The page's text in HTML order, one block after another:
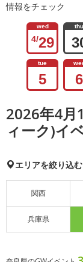
情報をチェック
wed
4/29
thu
tue
5 6
2026年4月
ィーク)イ
エリアを絞り込む
関西
兵庫県